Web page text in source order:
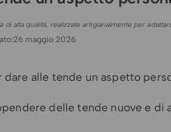
di alta qualità, realizzate artigianalmente per
26 maggio 2026
alle tende un aspetto
delle tende nuove e